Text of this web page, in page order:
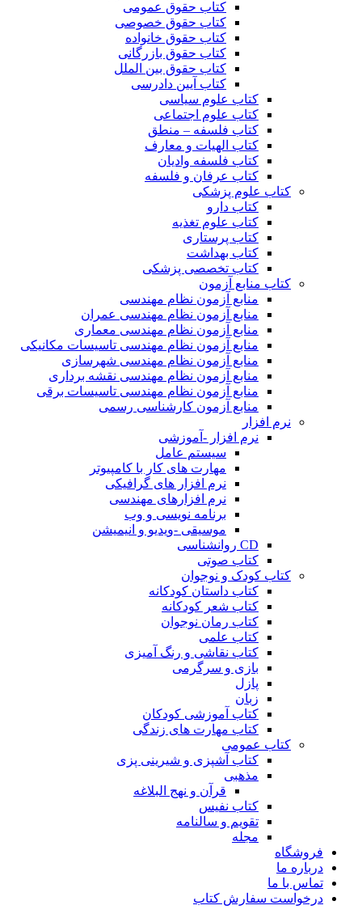
کتاب حقوق عمومی
کتاب حقوق خصوصی
کتاب حقوق خانواده
کتاب حقوق بازرگانی
کتاب حقوق بین الملل
کتاب آیین دادرسی
کتاب علوم سیاسی
کتاب علوم اجتماعی
کتاب فلسفه – منطق
کتاب الهیات و معارف
کتاب فلسفه وادیان
کتاب عرفان و فلسفه
کتاب علوم پزشکی
کتاب دارو
کتاب علوم تغذیه
کتاب پرستاری
کتاب بهداشت
کتاب تخصصی پزشکی
کتاب منابع آزمون
منابع آزمون نظام مهندسی
منابع آزمون نظام مهندسی عمران
منابع آزمون نظام مهندسی معماری
منابع آزمون نظام مهندسی تاسیسات مکانیکی
منابع آزمون نظام مهندسی شهرسازی
منابع آزمون نظام مهندسی نقشه برداری
منابع آزمون نظام مهندسی تاسیسات برقی
منابع آزمون کارشناسی رسمی
نرم افزار
نرم افزار -آموزشی
سیستم عامل
مهارت های کار با کامپیوتر
نرم افزار های گرافیکی
نرم افزارهای مهندسی
برنامه نویسی و وب
موسیقی -ویدیو و انیمیشن
CD روانشناسی
کتاب صوتی
کتاب کودک و نوجوان
کتاب داستان کودکانه
کتاب شعر کودکانه
کتاب رمان نوجوان
کتاب علمی
کتاب نقاشی و رنگ آمیزی
بازی و سرگرمی
پازل
زبان
کتاب آموزشی کودکان
کتاب مهارت های زندگی
کتاب عمومی
کتاب آشپزی و شیرینی پزی
مذهبی
قرآن و نهج البلاغه
کتاب نفیس
تقویم و سالنامه
مجله
فروشگاه
درباره ما
تماس با ما
درخواست سفارش کتاب